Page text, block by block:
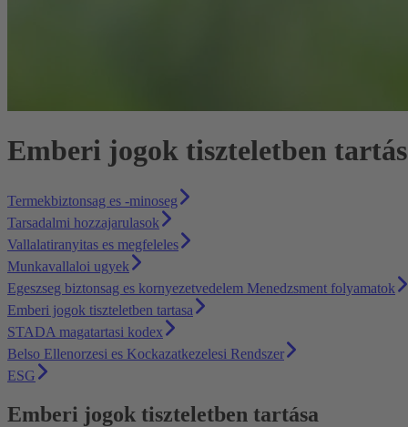
Emberi jogok tiszteletben
Termekbiztonsag es -minoseg
Tarsadalmi hozzajarulasok
Vallalatiranyitas es megfeleles
Munkavallaloi ugyek
Egeszseg biztonsag es kornyezetvedelem Menedzsment folyamatok
Emberi jogok tiszteletben tartasa
STADA magatartasi kodex
Belso Ellenorzesi es Kockazatkezelesi Rendszer
ESG
Emberi jogok tiszteletben tartása